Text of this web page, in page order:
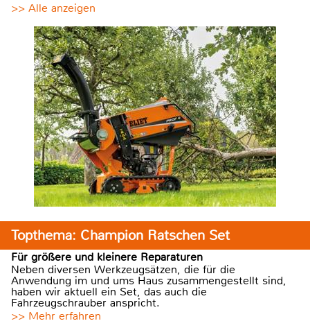
>> Alle anzeigen
Topthema: Champion Ratschen Set
Für größere und kleinere Reparaturen
Neben diversen Werkzeugsätzen, die für die
Anwendung im und ums Haus zusammengestellt sind,
haben wir aktuell ein Set, das auch die
Fahrzeugschrauber anspricht.
>> Mehr erfahren